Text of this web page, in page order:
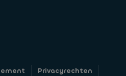
Privacyrechten